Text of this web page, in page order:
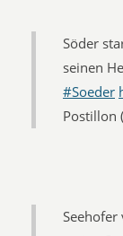
Söder
seinen
#Soeder
Postillon
Seehofer